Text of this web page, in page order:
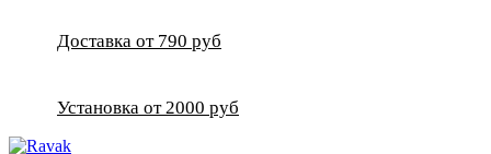
Доставка от 790 руб
Установка от 2000 руб